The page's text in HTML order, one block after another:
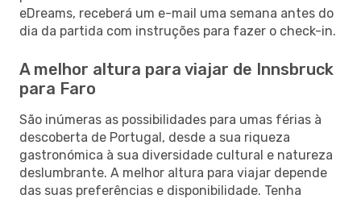
eDreams, receberá um e-mail uma semana antes do
dia da partida com instruções para fazer o check-in.
A melhor altura para viajar de Innsbruck
para Faro
São inúmeras as possibilidades para umas férias à
descoberta de Portugal, desde a sua riqueza
gastronómica à sua diversidade cultural e natureza
deslumbrante. A melhor altura para viajar depende
das suas preferências e disponibilidade. Tenha